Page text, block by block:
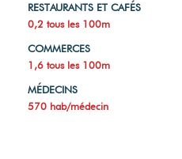
RESTAURANTS ET CAFÉS
0,2 tous les 100m
COMMERCES
1,6 tous les 100m
MÉDECINS
570 hab/médecin